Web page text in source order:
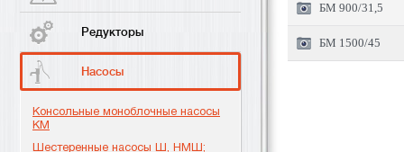
Редукторы
Насосы
Консольные моноблочные насосы
КМ
Шестеренные насосы Ш, НМШ;
БМ 900/31,5
БМ 1500/45